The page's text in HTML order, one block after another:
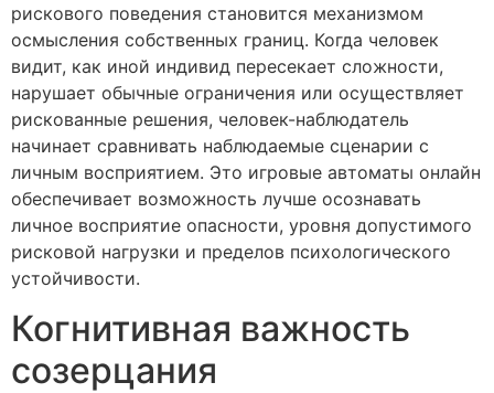
рискового поведения становится механизмом
осмысления собственных границ. Когда человек
видит, как иной индивид пересекает сложности,
нарушает обычные ограничения или осуществляет
рискованные решения, человек-наблюдатель
начинает сравнивать наблюдаемые сценарии с
личным восприятием. Это игровые автоматы онлайн
обеспечивает возможность лучше осознавать
личное восприятие опасности, уровня допустимого
рисковой нагрузки и пределов психологического
устойчивости.
Когнитивная важность
созерцания